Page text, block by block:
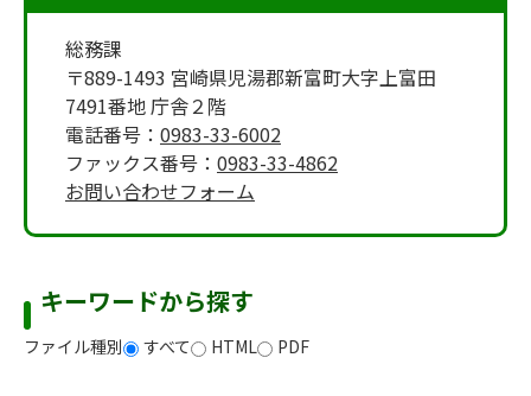
総務課
〒889-1493 宮崎県児湯郡新富町大字上富田
7491番地 庁舎２階
電話番号： 0983-33-6002
ファックス番号： 0983-33-4862
お問い合わせフォーム
キーワードから探す
ファイル種別 すべて HTML PDF